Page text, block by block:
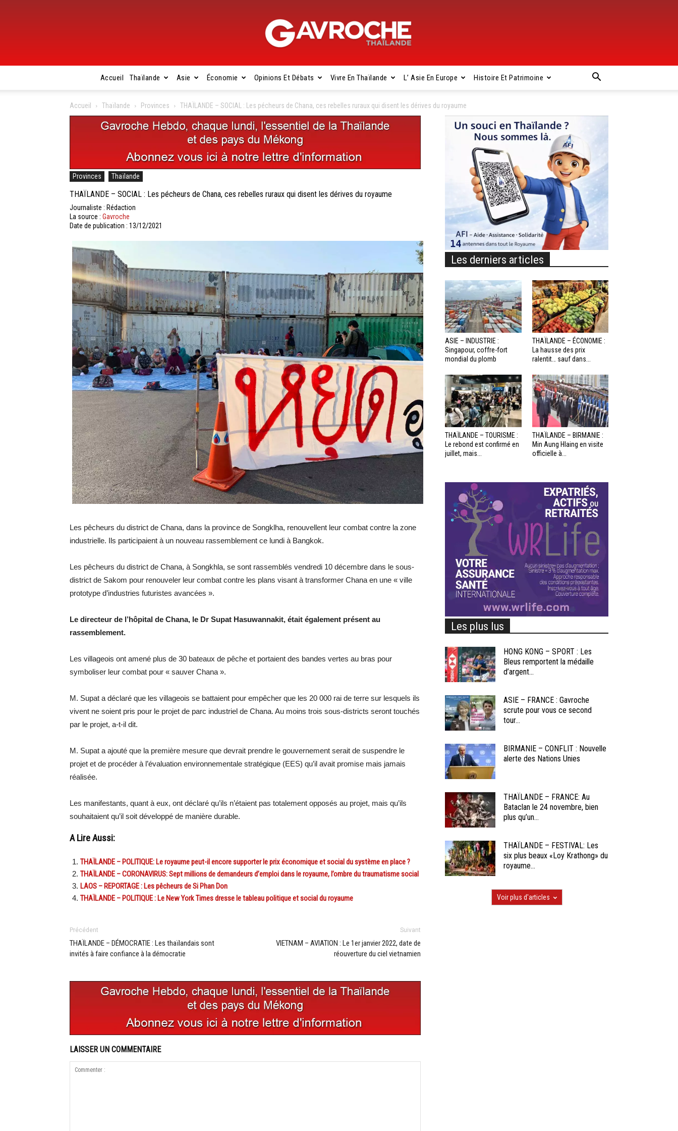
Gavroche
Accueil Thaïlande Asie Économie Opinions Et Débats Vivre En Thaïlande L’ Asie En Europe Histoire Et Patrimoine
Accueil Thaïlande Provinces THAÏLANDE – SOCIAL : Les pécheurs de Chana, ces rebelles ruraux qui disent les dérives du royaume
Provinces Thaïlande
THAÏLANDE – SOCIAL : Les pécheurs de Chana, ces rebelles ruraux qui disent les dérives du royaume
Journaliste : Rédaction
La source : Gavroche
Date de publication : 13/12/2021
Les pêcheurs du district de Chana, dans la province de Songklha, renouvellent leur combat contre la zone
industrielle. Ils participaient à un nouveau rassemblement ce lundi à Bangkok.
Les pêcheurs du district de Chana, à Songkhla, se sont rassemblés vendredi 10 décembre dans le sous-
district de Sakom pour renouveler leur combat contre les plans visant à transformer Chana en une « ville
prototype d’industries futuristes avancées ».
Le directeur de l’hôpital de Chana, le Dr Supat Hasuwannakit, était également présent au
rassemblement.
Les villageois ont amené plus de 30 bateaux de pêche et portaient des bandes vertes au bras pour
symboliser leur combat pour « sauver Chana ».
M. Supat a déclaré que les villageois se battaient pour empêcher que les 20 000 rai de terre sur lesquels ils
vivent ne soient pris pour le projet de parc industriel de Chana. Au moins trois sous-districts seront touchés
par le projet, a-t-il dit.
M. Supat a ajouté que la première mesure que devrait prendre le gouvernement serait de suspendre le
projet et de procéder à l’évaluation environnementale stratégique (EES) qu’il avait promise mais jamais
réalisée.
Les manifestants, quant à eux, ont déclaré qu’ils n’étaient pas totalement opposés au projet, mais qu’ils
souhaitaient qu’il soit développé de manière durable.
A Lire Aussi:
THAÏLANDE – POLITIQUE: Le royaume peut-il encore supporter le prix économique et social du système en place ?
THAÏLANDE – CORONAVIRUS: Sept millions de demandeurs d’emploi dans le royaume, l’ombre du traumatisme social
LAOS – REPORTAGE : Les pêcheurs de Si Phan Don
THAÏLANDE – POLITIQUE : Le New York Times dresse le tableau politique et social du royaume
Précédent
THAÏLANDE – DÉMOCRATIE : Les thaïlandais sont
invités à faire confiance à la démocratie
Suivant
VIETNAM – AVIATION : Le 1er janvier 2022, date de
réouverture du ciel vietnamien
LAISSER UN COMMENTAIRE
Les derniers articles
ASIE – INDUSTRIE :
Singapour, coffre-fort
mondial du plomb
THAÏLANDE – ÉCONOMIE :
La hausse des prix
ralentit… sauf dans...
THAÏLANDE – TOURISME :
Le rebond est confirmé en
juillet, mais...
THAÏLANDE – BIRMANIE :
Min Aung Hlaing en visite
officielle à...
Les plus lus
HONG KONG – SPORT : Les
Bleus remportent la médaille
d’argent...
ASIE – FRANCE : Gavroche
scrute pour vous ce second
tour...
BIRMANIE – CONFLIT : Nouvelle
alerte des Nations Unies
THAÏLANDE – FRANCE: Au
Bataclan le 24 novembre, bien
plus qu’un...
THAÏLANDE – FESTIVAL: Les
six plus beaux «Loy Krathong» du
royaume...
Voir plus d'articles